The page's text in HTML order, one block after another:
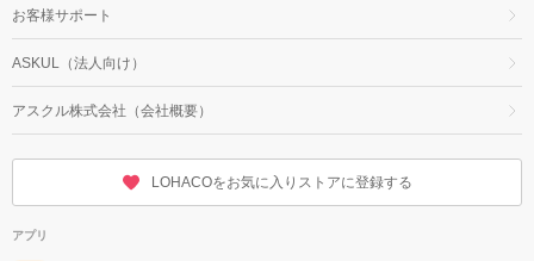
お客様サポート
ASKUL（法人向け）
アスクル株式会社（会社概要）
LOHACOをお気に入りストアに登録する
アプリ